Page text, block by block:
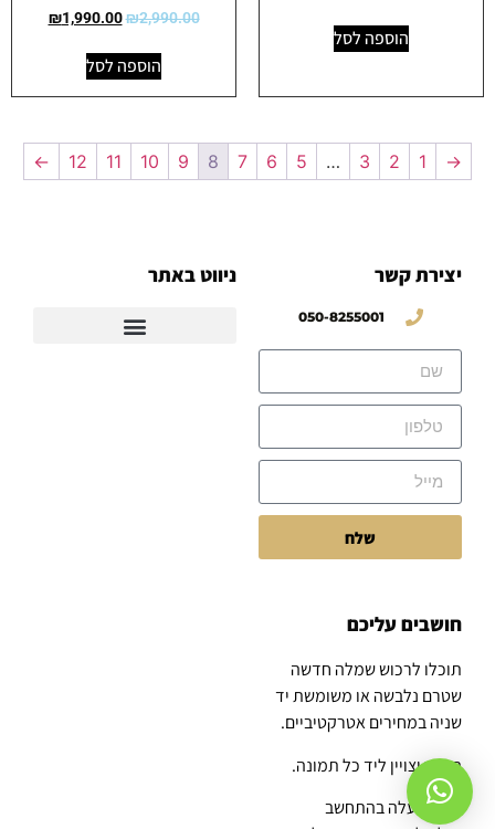
הוספה לסל
₪2,990.00
₪1,990.00
הוספה לסל
→
1
2
3
…
5
6
7
8
9
10
11
12
←
יצירת קשר
050-8255001
שלח
ניווט באתר
חושבים עליכם
תוכלו לרכוש שמלה חדשה
שטרם נלבשה או משומשת יד
שניה במחירים אטרקטיביים.
הדבר יצויין ליד כל תמונה.
הרעיון עלה בהתחשב